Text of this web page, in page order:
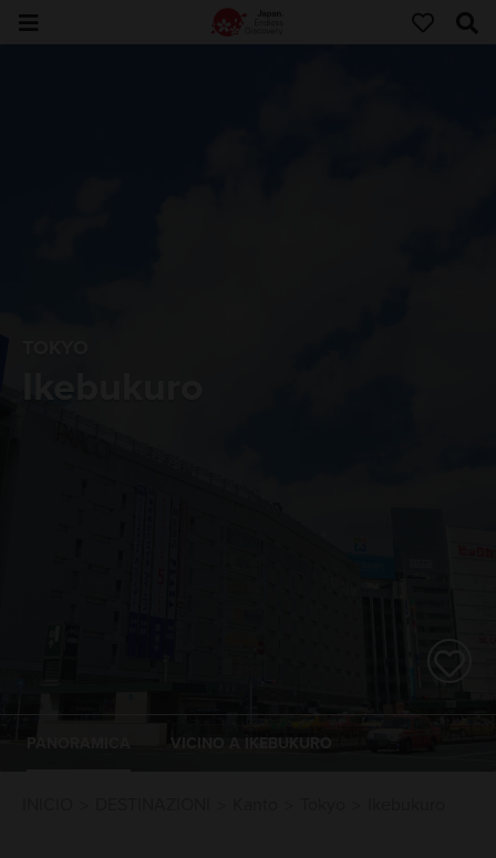
VICINO A IKEBUKURO